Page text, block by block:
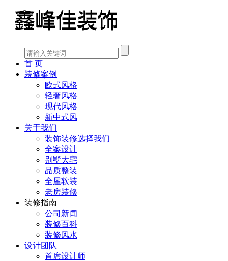
首 页
装修案例
欧式风格
轻奢风格
现代风格
新中式风
关于我们
装饰装修选择我们
全案设计
别墅大宅
品质整装
全屋软装
老房装修
装修指南
公司新闻
装修百科
装修风水
设计团队
首席设计师